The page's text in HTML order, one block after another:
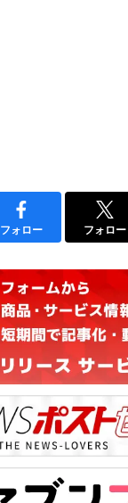
フォロー フォロー